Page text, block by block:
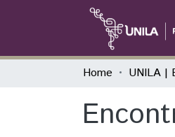
Home UNILA |